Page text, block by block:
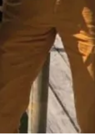
ESG
Dekade.
bildet den
ihren
Impact zu